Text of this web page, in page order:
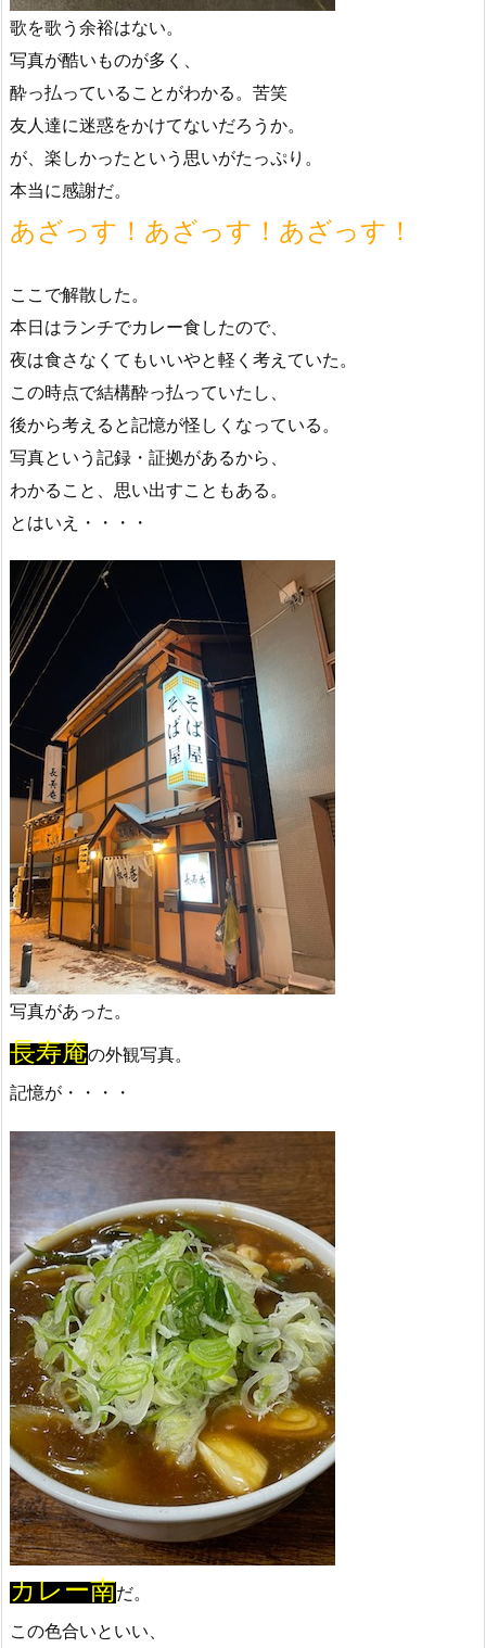
歌を歌う余裕はない。
写真が酷いものが多く、
酔っ払っていることがわかる。苦笑
友人達に迷惑をかけてないだろうか。
が、楽しかったという思いがたっぷり。
本当に感謝だ。
あざっす！あざっす！あざっす！
ここで解散した。
本日はランチでカレー食したので、
夜は食さなくてもいいやと軽く考えていた。
この時点で結構酔っ払っていたし、
後から考えると記憶が怪しくなっている。
写真という記録・証拠があるから、
わかること、思い出すこともある。
とはいえ・・・・
写真があった。
長寿庵の外観写真。
記憶が・・・・
カレー南だ。
この色合いといい、